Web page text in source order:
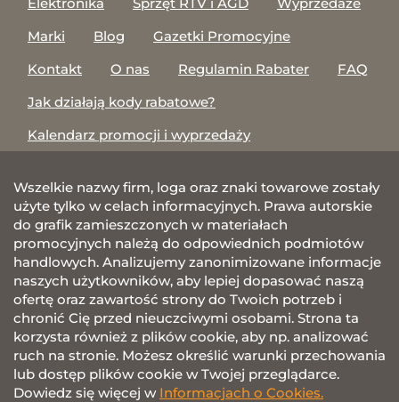
Marki
Blog
Gazetki Promocyjne
Kontakt
O nas Regulamin Rabater
FAQ
Jak działają kody rabatowe?
Kalendarz promocji i wyprzedaży
Wszelkie nazwy firm, loga oraz znaki towarowe zostały
użyte tylko w celach informacyjnych. Prawa autorskie
do grafik zamieszczonych w materiałach
promocyjnych należą do odpowiednich podmiotów
handlowych. Analizujemy zanonimizowane informacje
naszych użytkowników, aby lepiej dopasować naszą
ofertę oraz zawartość strony do Twoich potrzeb i
chronić Cię przed nieuczciwymi osobami. Strona ta
korzysta również z plików cookie, aby np. analizować
ruch na stronie. Możesz określić warunki przechowania
lub dostęp plików cookie w Twojej przeglądarce.
Dowiedz się więcej w Informacjach o Cookies.